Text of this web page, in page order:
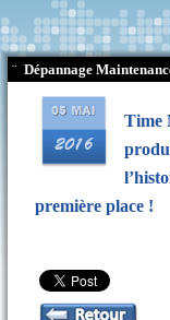
¨ Dépannage
Time
première place !